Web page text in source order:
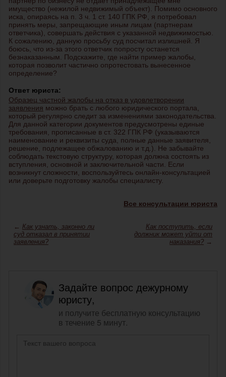
имущество (нежилой недвижимый объект). Помимо основного
иска, опираясь на п. 3 ч. 1 ст. 140 ГПК РФ, я потребовал
принять меры, запрещающие иным лицам (партнерам
ответчика), совершать действия с указанной недвижимостью.
К сожалению, данную просьбу суд посчитал излишней. Я
боюсь, что из-за этого ответчик попросту останется
безнаказанным. Подскажите, где найти пример жалобы,
которая позволит частично опротестовать вынесенное
определение?
Ответ юриста:
Образец частной жалобы на отказ в удовлетворении
заявления можно брать с любого юридического портала,
который регулярно следит за изменениями законодательства.
Для данной категории документов предусмотрены единые
требования, прописанные в ст. 322 ГПК РФ (указываются
наименование и реквизиты суда, полные данные заявителя,
решение, подлежащее обжалованию и т.д.). Не забывайте
соблюдать текстовую структуру, которая должна состоять из
вступления, основной и заключительной части. Если
возникнут сложности, воспользуйтесь онлайн-консультацией
или доверьте подготовку жалобы специалисту.
Все консультации юриста
← Как узнать, законно ли
суд отказал в принятии
заявления?
Как поступить, если
должник может уйти от
наказания? →
Задайте вопрос дежурному
юристу,
и получите бесплатную консультацию
в течение 5 минут.